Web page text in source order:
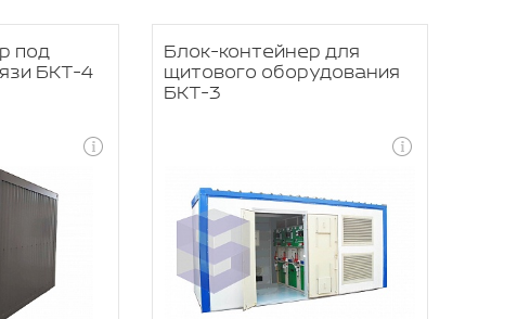
под
БКТ-4
Блок-контейнер для
щитового оборудования
БКТ-3